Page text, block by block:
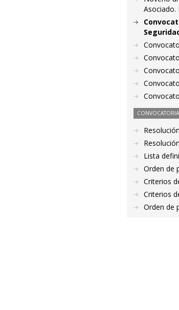
Asociado.
Lista
Orden de
Criterios
Criterios
Orden de